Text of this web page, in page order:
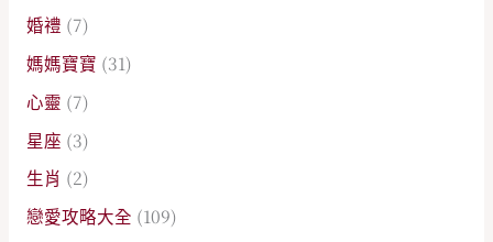
婚禮 (7)
媽媽寶寶 (31)
心靈 (7)
星座 (3)
生肖 (2)
戀愛攻略大全 (109)